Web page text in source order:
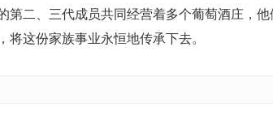
第二、三代成员共同经营着多个葡萄酒庄，
将这份家族事业永恒地传承下去。